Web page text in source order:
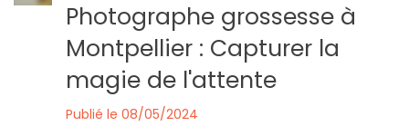
Photographe grossesse à
Montpellier : Capturer la
magie de l'attente
Publié le 08/05/2024